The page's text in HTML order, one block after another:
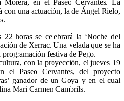
en el Paseo Cervantes. La
con una actuación, la de Ángel Rielo,
horas se celebrará la ‘Noche del
de Xerrac. Una velada que se ha
festiva de Pego.
con la proyección, el jueves 19
Paseo Cervantes, del proyecto
ganador de un Goya y en el cual
Mari Carmen Cambrils.